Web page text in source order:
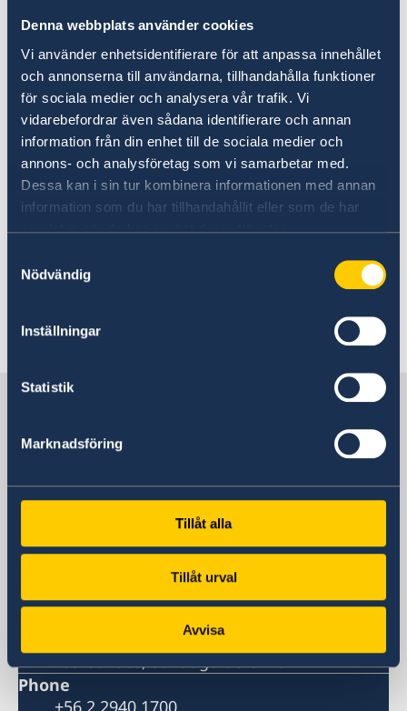
Denna webbplats använder cookies
Vi använder enhetsidentifierare för att anpassa innehållet
och annonserna till användarna, tillhandahålla funktioner
för sociala medier och analysera vår trafik. Vi
vidarebefordrar även sådana identifierare och annan
information från din enhet till de sociala medier och
annons- och analysföretag som vi samarbetar med.
Dessa kan i sin tur kombinera informationen med annan
information som du har tillhandahållit eller som de har
samlat in när du har använt deras tjänster.
Nödvändig
Inställningar
Statistik
Marknadsföring
Tillåt alla
Tillåt urval
Avvisa
18 nov 2024
La embajada sin atención presencial
miércoles 27 de noviembre
04 nov 2024
Central telefónica fuera de servicio
23 sept 2024
Realiza tu práctica en la Embajada
Suecia en Chile
Visiting address
Av. Apoquindo 2929, piso 3
Las Condes, Santiago de Chile
(Metro más cercano: Tobalaba o El Golf)
Postal address
Av. Apoquindo 2929, Oficina 300
Las Condes, Santiago de Chile
Phone
+56 2 2940 1700